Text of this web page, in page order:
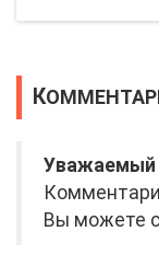
Уважаемый
Вы можете